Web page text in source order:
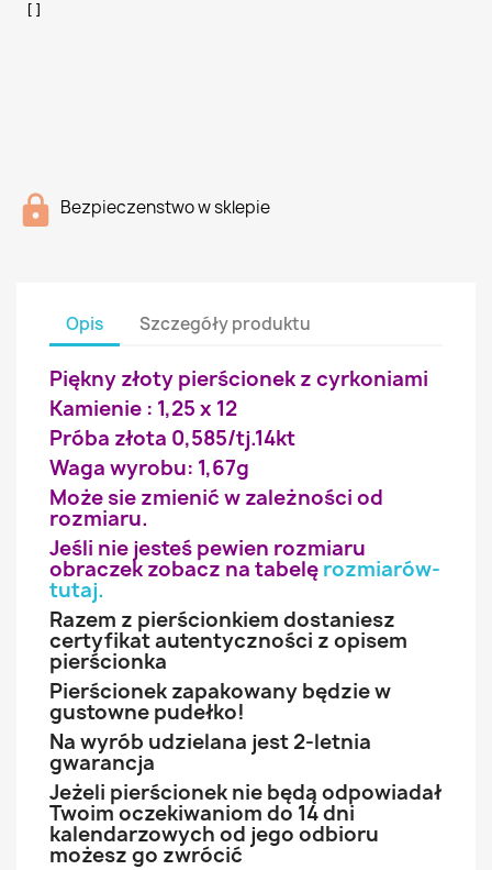
Bezpieczenstwo w sklepie
Opis Szczegóły produktu
Piękny złoty pierścionek z cyrkoniami
Kamienie : 1,25 x 12
Próba złota 0,585/tj.14kt
Waga wyrobu: 1,67g
Może sie zmienić w zależności od
rozmiaru.
Jeśli nie jesteś pewien rozmiaru
obraczek zobacz na tabelę rozmiarów-
tutaj.
Razem z pierścionkiem dostaniesz
certyfikat autentyczności z opisem
pierścionka
Pierścionek zapakowany będzie w
gustowne pudełko!
Na wyrób udzielana jest 2-letnia
gwarancja
Jeżeli pierścionek nie będą odpowiadał
Twoim oczekiwaniom do 14 dni
kalendarzowych od jego odbioru
możesz go zwrócić